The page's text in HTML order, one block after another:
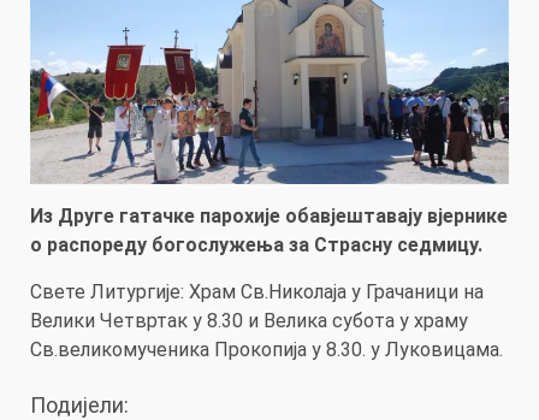
Из Друге гатачке парохије обавјештавају вјернике
о распореду богослужења за Страсну седмицу.
Свете Литургије: Храм Св.Николаја у Грачаници на
Велики Четвртак у 8.30 и Велика субота у храму
Св.великомученика Прокопија у 8.30. у Луковицама.
Подијели: